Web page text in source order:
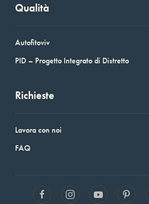
Qualità
Autofitoviv
PID – Progetto Integrato di Distretto
Richieste
Lavora con noi
FAQ